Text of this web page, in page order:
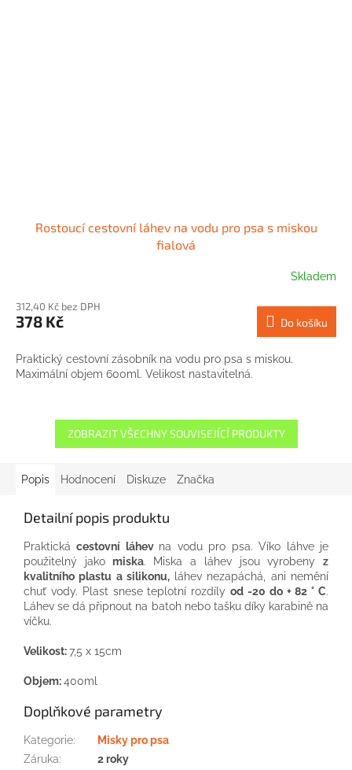
Rostoucí cestovní láhev na vodu pro psa s miskou
fialová
Skladem
312,40 Kč bez DPH
378 Kč Do košíku
Praktický cestovní zásobník na vodu pro psa s miskou.
Maximální objem 600ml. Velikost nastavitelná.
ZOBRAZIT VŠECHNY SOUVISEJÍCÍ PRODUKTY
Popis Hodnocení Diskuze Značka
Detailní popis produktu
Praktickácestovní láhev na vodu pro psa. Víko láhve je
použitelný
jako miska. Miska a láhev jsou vyrobeny
z
kvalitního plastu a silikonu,láhev nezapáchá, ani nemění
chuť vody. Plast snese teplotní rozdíly od -20 do + 82 ° C.
Láhev se dá připnout na batoh nebo tašku díky karabině na
víčku.
Velikost:7,5 x 15cm
Objem:400ml
Doplňkové parametry
Kategorie:
Misky pro psa
Záruka:
2 roky